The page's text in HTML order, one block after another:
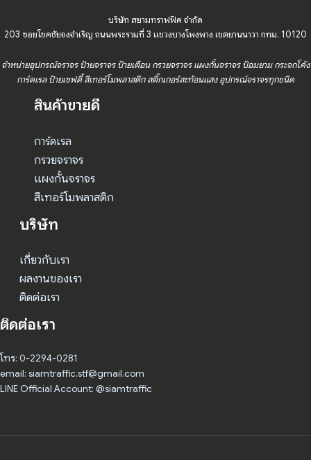
บริษัท สยามทราฟฟิค จำกัด
203 ซอยโชคชัยจงจำเริญ ถนนพระรามที่ 3 แขวงบางโพงพาง เขตยานนาวา กทม. 10120
จำหน่ายอุปกรณ์จราจร ป้ายจราจร ป้ายเตือน กรวยจราจร แผงกั้นจราจร ป้อมยาม กระจกโค้ง
การ์ดเรล ป้ายเซฟตี้ สีเทอร์โมพลาสติก สติ๊กเกอร์สะท้อนแสง อุปกรณ์จราจรทุกชนิด
สินค้าขายดี
การ์ดเรล
กรวยจราจร
แผงกั้นจราจร
สีเทอร์โมพลาสติก
บริษัท
เกี่ยวกับเรา
ผลงานของเรา
ติดต่อเรา
ติดต่อเรา
โทร: 0-2294-0281
email: siamtraffic.stf@gmail.com
LINE Official Account: @siamtraffic